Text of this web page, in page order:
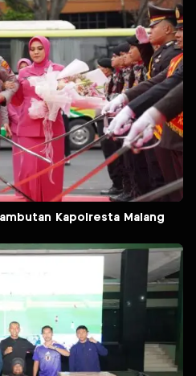
Kapolresta Malang